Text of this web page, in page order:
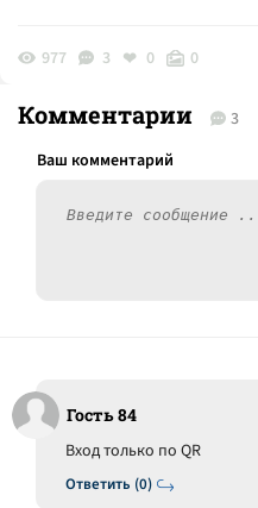
977 3 0 0
Комментарии 3
Гость 84
Ответить (0)
Вход только по QR